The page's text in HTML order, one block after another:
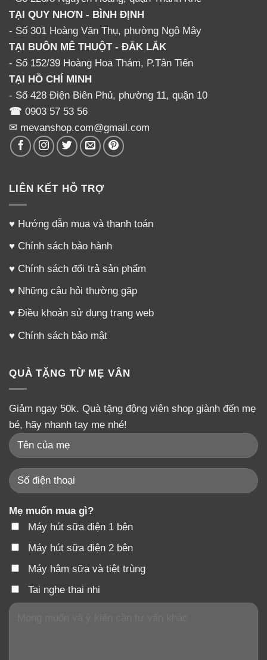
TẠI QUY NHƠN - BÌNH ĐỊNH
- Số 301 Hoàng Văn Thụ, phường Ngô Mây
TẠI BUÔN MÊ THUỘT - ĐẮK LẮK
- Số 152/39 Hoàng Hoa Thám, P.Tân Tiến
TẠI HỒ CHÍ MINH
- Số 428 Điện Biên Phủ, phường 11, quận 10
☎ 0903 57 53 56
✉ mevanshop.com@gmail.com
LIÊN KẾT HỖ TRỢ
♥ Hướng dẫn mua và thanh toán
♥ Chính sách bảo hành
♥ Chính sách đổi trả sản phẩm
♥ Những câu hỏi thường gặp
♥ Điều khoản sử dụng trang web
♥ Chính sách bảo mật
QUÀ TẶNG TỪ MẸ VÂN
Giảm ngay 50k. Quà tặng động viên shop giành đến mẹ
bé, hãy nhanh tay mẹ nhé!
Mẹ muốn mua gì?
Máy hút sữa điện 1 bên
Máy hút sữa điện 2 bên
Máy hâm sữa và tiệt trùng
Tai nghe thai nhi